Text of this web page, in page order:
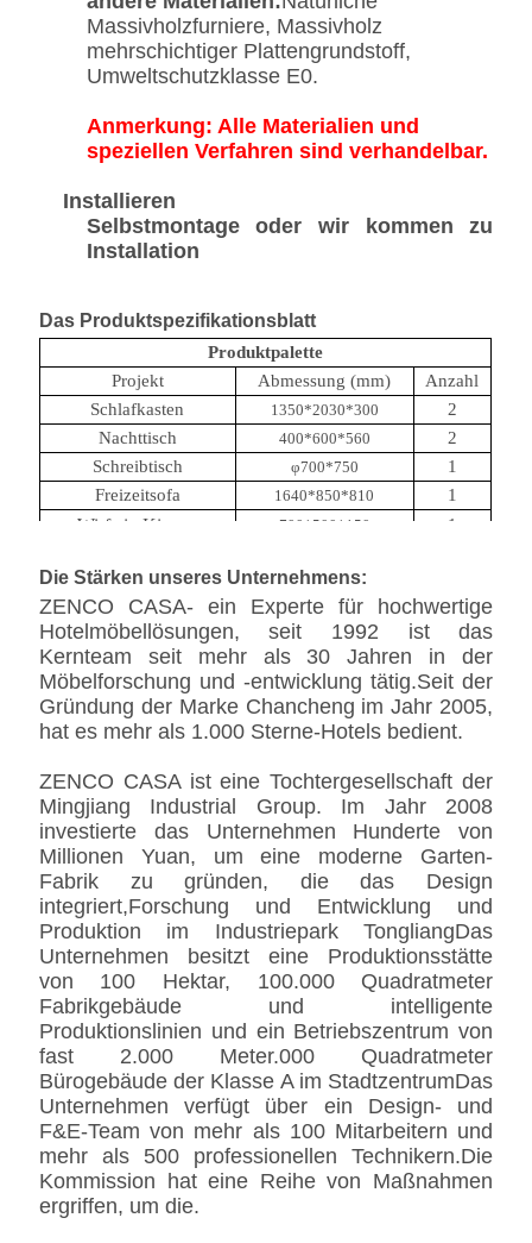
Massivholzfurniere, Massivholz
mehrschichtiger Plattengrundstoff,
Umweltschutzklasse E0.
Anmerkung: Alle Materialien und
speziellen Verfahren sind verhandelbar.
Installieren
Selbstmontage oder wir kommen zu
Installation
Das Produktspezifikationsblatt
Produktpalette
Projekt
Abmessung (mm)
Anzahl
Schlafkasten
1350*2030*300
2
Nachttisch
400*600*560
2
Schreibtisch
φ700*750
1
Freizeitsofa
1640*850*810 1
Wirf ein Kissen. 700*500*150 1
Minibar
920*550*900
Die Stärken unseres Unternehmens:
ZENCO CASA- ein Experte für hochwertige
Hotelmöbellösungen, seit 1992 ist das
Kernteam seit mehr als 30 Jahren in der
Möbelforschung und -entwicklung tätig.Seit der
Gründung der Marke Chancheng im Jahr 2005,
hat es mehr als 1.000 Sterne-Hotels bedient.
ZENCO CASA ist eine Tochtergesellschaft der
Mingjiang Industrial Group. Im Jahr 2008
investierte das Unternehmen Hunderte von
Millionen Yuan, um eine moderne Garten-
Fabrik zu gründen, die das Design
integriert,Forschung und Entwicklung und
Produktion im Industriepark TongliangDas
Unternehmen besitzt eine Produktionsstätte
von 100 Hektar, 100.000 Quadratmeter
Fabrikgebäude und intelligente
Produktionslinien und ein Betriebszentrum von
fast 2.000 Meter.000 Quadratmeter
Bürogebäude der Klasse A im StadtzentrumDas
Unternehmen verfügt über ein Design- und
F&E-Team von mehr als 100 Mitarbeitern und
mehr als 500 professionellen Technikern.Die
Kommission hat eine Reihe von Maßnahmen
ergriffen, um die.